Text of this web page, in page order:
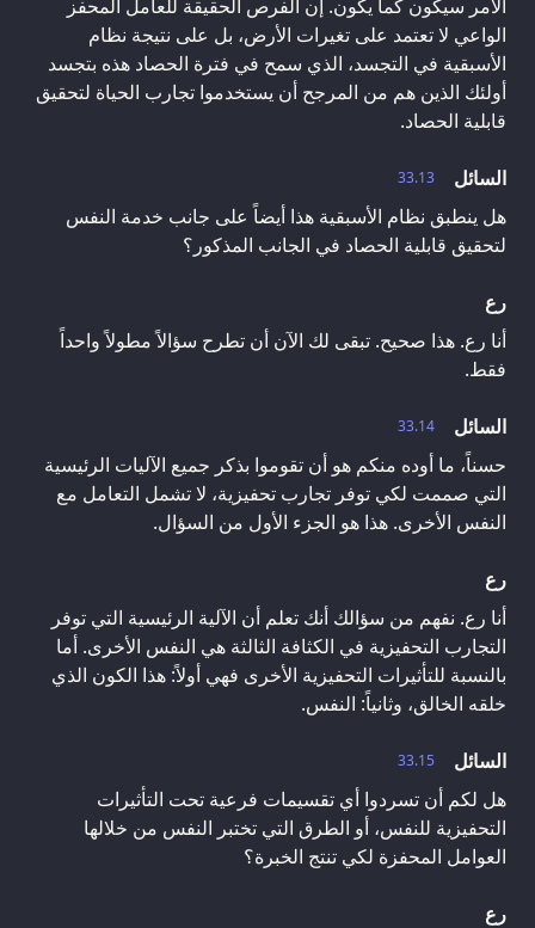
الأمر سيكون كما يكون. إن الفرص الحقيقة للعامل المحفز
الواعي لا تعتمد على تغيرات الأرض، بل على نتيجة نظام
الأسبقية في التجسد، الذي سمح في فترة الحصاد هذه بتجسد
أولئك الذين هم من المرجح أن يستخدموا تجارب الحياة لتحقيق
قابلية الحصاد.
33.13
السائل
هل ينطبق نظام الأسبقية هذا أيضاً على جانب خدمة النفس
لتحقيق قابلية الحصاد في الجانب المذكور؟
رع
أنا رع. هذا صحيح. تبقى لك الآن أن تطرح سؤالاً مطولاً واحداً
فقط.
33.14
السائل
حسناً، ما أوده منكم هو أن تقوموا بذكر جميع الآليات الرئيسية
التي صممت لكي توفر تجارب تحفيزية، لا تشمل التعامل مع
النفس الأخرى. هذا هو الجزء الأول من السؤال.
رع
أنا رع. نفهم من سؤالك أنك تعلم أن الآلية الرئيسية التي توفر
التجارب التحفيزية في الكثافة الثالثة هي النفس الأخرى. أما
بالنسبة للتأثيرات التحفيزية الأخرى فهي أولاً: هذا الكون الذي
خلقه الخالق، وثانياً: النفس.
33.15
السائل
هل لكم أن تسردوا أي تقسيمات فرعية تحت التأثيرات
التحفيزية للنفس، أو الطرق التي تختبر النفس من خلالها
العوامل المحفزة لكي تنتج الخبرة؟
رع